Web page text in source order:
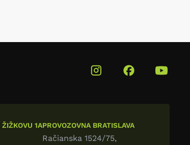
1APROVOZOVNA BRATISLAVA
Račianska 1524/75,